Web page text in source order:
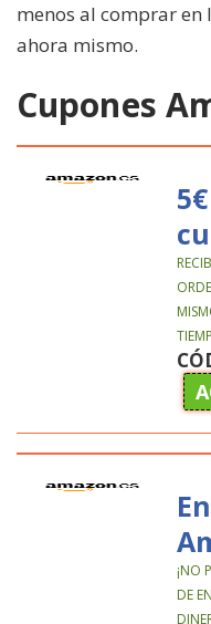
menos al comprar
ahora mismo.
Cupones
¡NO
DE